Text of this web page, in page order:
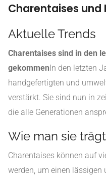
Charentaises und
Aktuelle Trends
Charentaises sind in den
gekommenIn den letzten
handgefertigten und
verstärkt. Sie sind nun in
die alle Generationen
Wie man sie trägt
Charentaises können auf
werden, um einen lässigen